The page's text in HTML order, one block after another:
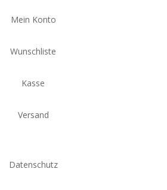
Mein Konto
Wunschliste
Kasse
Versand
Datenschutz